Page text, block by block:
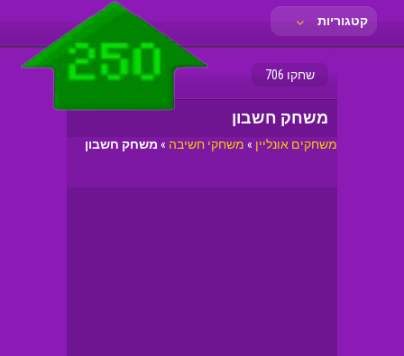
קטגוריות
שחקו 706
משחק חשבון
משחקים אונליין » משחקי חשיבה » משחק חשבון